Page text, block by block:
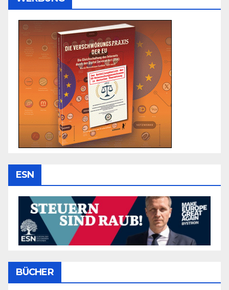
ESN
BÜCHER